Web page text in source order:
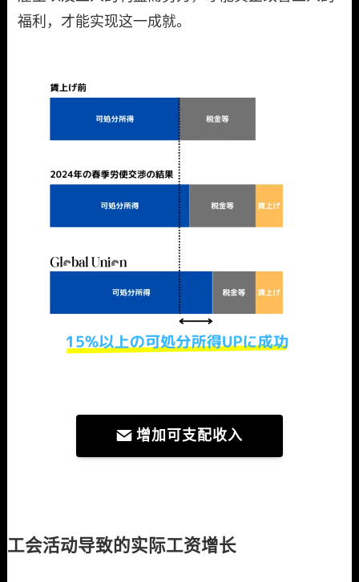
福利，才能实现这一成就。
增加可支配收入
工会活动导致的实际工资增长